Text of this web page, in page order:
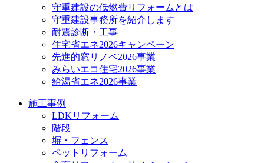
守重建設の低燃費リフォームとは
守重建設事務所を紹介します
耐震診断・工事
住宅省エネ2026キャンペーン
先進的窓リノベ2026事業
みらいエコ住宅2026事業
給湯省エネ2026事業
施工事例
LDKリフォーム
階段
塀・フェンス
ペットリフォーム